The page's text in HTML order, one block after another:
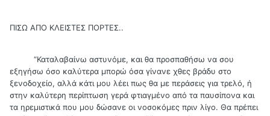
ΠΙΣΩ ΑΠΟ ΚΛΕΙΣΤΕΣ ΠΟΡΤΕΣ..
“Καταλαβαίνω αστυνόμε, και θα προσπαθήσω να σου
εξηγήσω όσο καλύτερα μπορώ όσα γίνανε χθες βράδυ στο
ξενοδοχείο, αλλά κάτι μου λέει πως θα με περάσεις για τρελό, ή
στην καλύτερη περίπτωση γερά φτιαγμένο από τα παυσίπονα και
τα ηρεμιστικά που μου δώσανε οι νοσοκόμες πριν λίγο. Θα πρέπει